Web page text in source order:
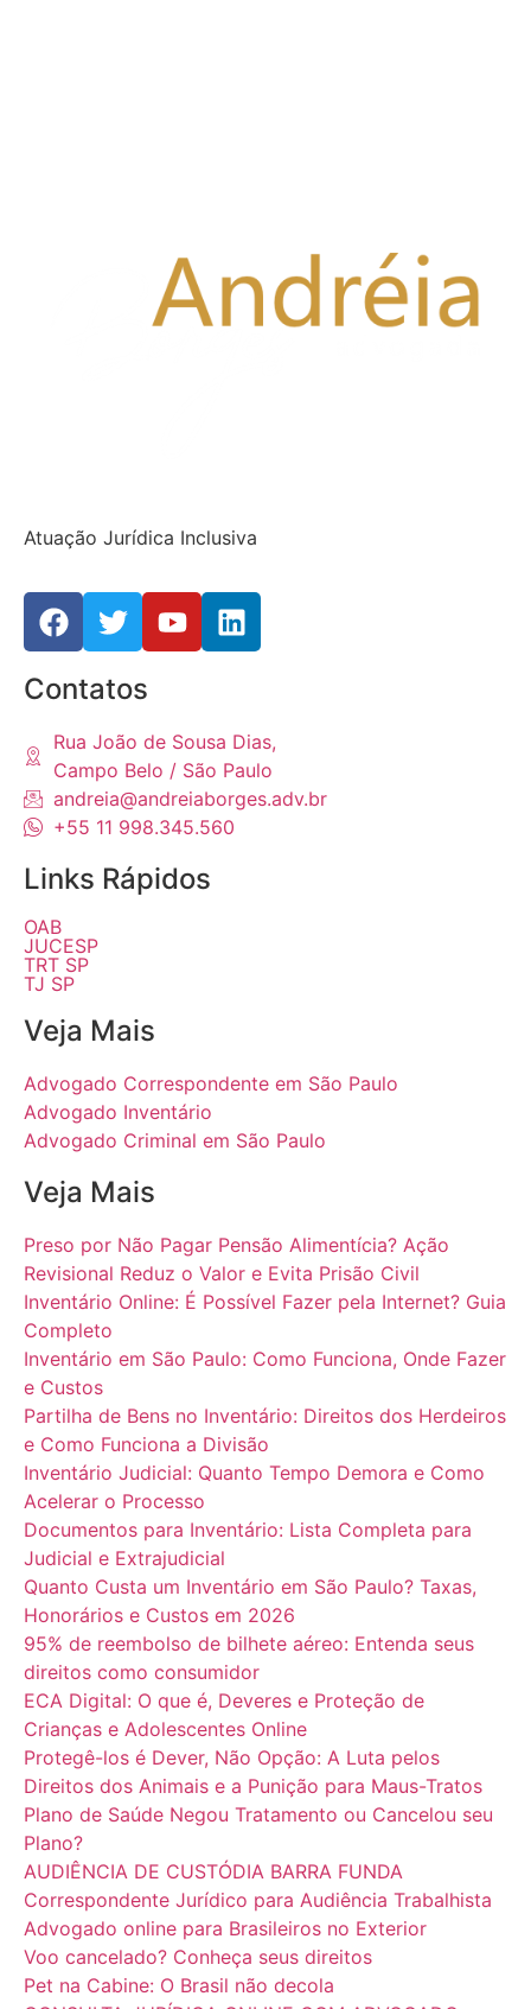
Atuação Jurídica Inclusiva
Contatos
Rua João de Sousa Dias,
Campo Belo / São Paulo
andreia@andreiaborges.adv.br
+55 11 998.345.560
Links Rápidos
OAB
JUCESP
TRT SP
TJ SP
Veja Mais
Advogado Correspondente em São Paulo
Advogado Inventário
Advogado Criminal em São Paulo
Veja Mais
Preso por Não Pagar Pensão Alimentícia? Ação
Revisional Reduz o Valor e Evita Prisão Civil
Inventário Online: É Possível Fazer pela Internet? Guia
Completo
Inventário em São Paulo: Como Funciona, Onde Fazer
e Custos
Partilha de Bens no Inventário: Direitos dos Herdeiros
e Como Funciona a Divisão
Inventário Judicial: Quanto Tempo Demora e Como
Acelerar o Processo
Documentos para Inventário: Lista Completa para
Judicial e Extrajudicial
Quanto Custa um Inventário em São Paulo? Taxas,
Honorários e Custos em 2026
95% de reembolso de bilhete aéreo: Entenda seus
direitos como consumidor
ECA Digital: O que é, Deveres e Proteção de
Crianças e Adolescentes Online
Protegê-los é Dever, Não Opção: A Luta pelos
Direitos dos Animais e a Punição para Maus-Tratos
Plano de Saúde Negou Tratamento ou Cancelou seu
Plano?
AUDIÊNCIA DE CUSTÓDIA BARRA FUNDA
Correspondente Jurídico para Audiência Trabalhista
Advogado online para Brasileiros no Exterior
Voo cancelado? Conheça seus direitos
Pet na Cabine: O Brasil não decola